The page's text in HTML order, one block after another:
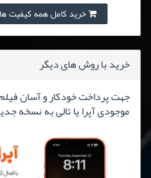
خرید کامل همه کیفیت ها به
خرید با روش های دیگر
جهت پرداخت خودکار و آسان
موجودی آپرا یا تالی به نسخه